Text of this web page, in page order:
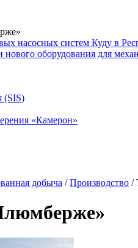
насосных систем Куду в
оборудования для
(SIS)
«Камерон»
добыча /Производство /